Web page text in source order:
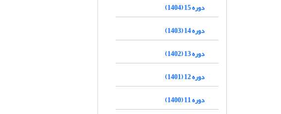
دوره 15 (1404)
دوره 14 (1403)
دوره 13 (1402)
دوره 12 (1401)
دوره 11 (1400)